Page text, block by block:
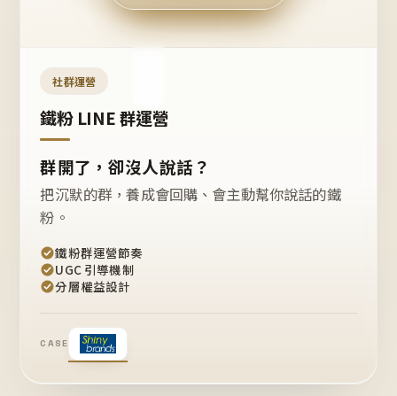
開團
嗎？
社群運營
鐵粉 LINE 群運營
群開了，卻沒人說話？
把沉默的群，養成會回購、會主動幫你說話的鐵
粉。
鐵粉群運營節奏
UGC 引導機制
分層權益設計
CASE